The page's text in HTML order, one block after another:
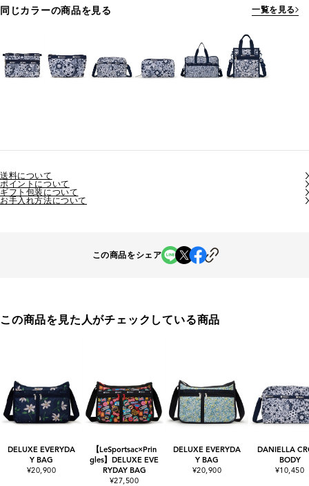
同じカラーの商品を見る 一覧を見る
送料について
ポイントについて
ギフト包装について
お手入れ方法について
この商品をシェア
この商品を見た人がチェックしている商品
DELUXE EVERYDA
Y BAG
¥20,900
【LeSportsac×Prin
gles】DELUXE EVE
RYDAY BAG
¥27,500
DELUXE EVERYDA
Y BAG
¥20,900
DANIELLA
BODY
¥10,450